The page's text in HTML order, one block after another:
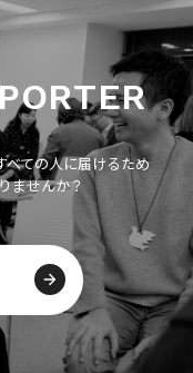
べての人に届けるため
ませんか？